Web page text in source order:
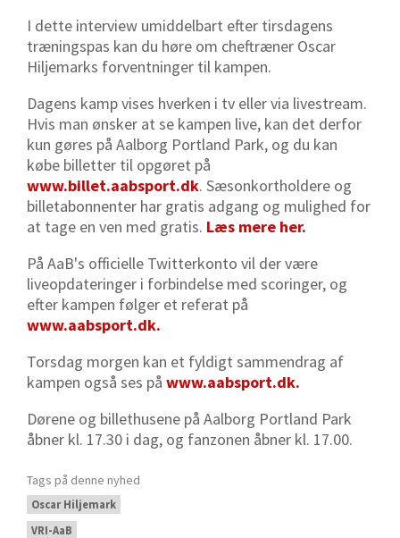
I dette interview umiddelbart efter tirsdagens
træningspas kan du høre om cheftræner Oscar
Hiljemarks forventninger til kampen.
Dagens kamp vises hverken i tv eller via livestream.
Hvis man ønsker at se kampen live, kan det derfor
kun gøres på Aalborg Portland Park, og du kan
købe billetter til opgøret på
www.billet.aabsport.dk. Sæsonkortholdere og
billetabonnenter har gratis adgang og mulighed for
at tage en ven med gratis. Læs mere her.
På AaB's officielle Twitterkonto vil der være
liveopdateringer i forbindelse med scoringer, og
efter kampen følger et referat på
www.aabsport.dk.
Torsdag morgen kan et fyldigt sammendrag af
kampen også ses på www.aabsport.dk.
Dørene og billethusene på Aalborg Portland Park
åbner kl. 17.30 i dag, og fanzonen åbner kl. 17.00.
Tags på denne nyhed
Oscar Hiljemark
VRI-AaB